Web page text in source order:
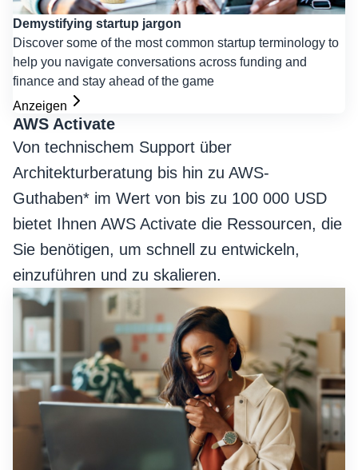
Demystifying startup jargon
Discover some of the most common startup terminology to
help you navigate conversations across funding and
finance and stay ahead of the game
Anzeigen
AWS Activate
Von technischem Support über
Architekturberatung bis hin zu AWS-
Guthaben* im Wert von bis zu 100 000 USD
bietet Ihnen AWS Activate die Ressourcen, die
Sie benötigen, um schnell zu entwickeln,
einzuführen und zu skalieren.